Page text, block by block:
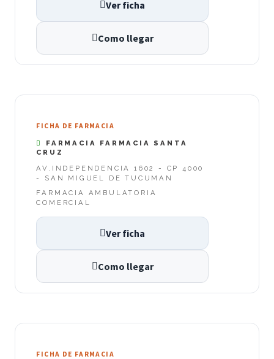
Ver ficha
Como llegar
FICHA DE FARMACIA
FARMACIA FARMACIA SANTA
CRUZ
AV.INDEPENDENCIA 1602 - CP 4000
- SAN MIGUEL DE TUCUMAN
FARMACIA AMBULATORIA
COMERCIAL
Ver ficha
Como llegar
FICHA DE FARMACIA